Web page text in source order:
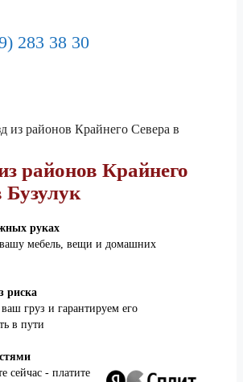
283 38 30
из районов Крайнего Севера в
районов Крайнего
Бузулук
руках
мебель, вещи и домашних
риска
ваш груз и гарантируем его
в пути
сейчас - платите